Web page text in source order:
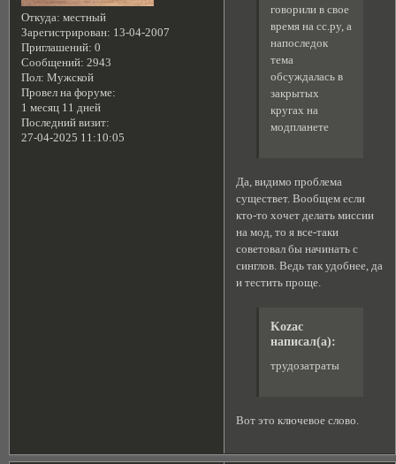
Откуда: местный
Зарегистрирован: 13-04-2007
Приглашений: 0
Сообщений: 2943
Пол: Мужской
Провел на форуме:
1 месяц 11 дней
Последний визит:
27-04-2025 11:10:05
говорили в свое
время на сс.ру, а
напоследок
тема
обсуждалась в
закрытых
кругах на
модпланете
Да, видимо проблема
существет. Вообщем если
кто-то хочет делать миссии
на мод, то я все-таки
советовал бы начинать с
синглов. Ведь так удобнее, да
и тестить проще.
Kozac
написал(а):
трудозатраты
Вот это ключевое слово.